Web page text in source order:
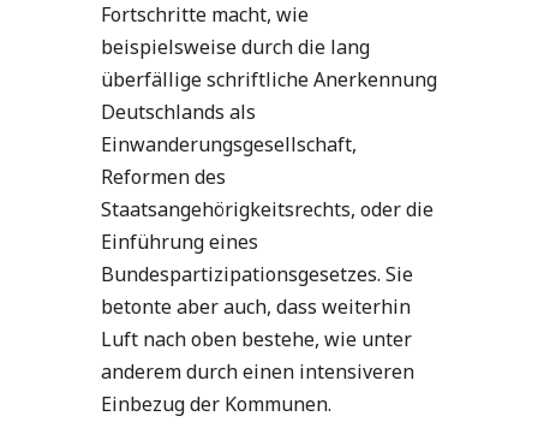
Fortschritte macht, wie
beispielsweise durch die lang
überfällige schriftliche Anerkennung
Deutschlands als
Einwanderungsgesellschaft,
Reformen des
Staatsangehörigkeitsrechts, oder die
Einführung eines
Bundespartizipationsgesetzes. Sie
betonte aber auch, dass weiterhin
Luft nach oben bestehe, wie unter
anderem durch einen intensiveren
Einbezug der Kommunen.